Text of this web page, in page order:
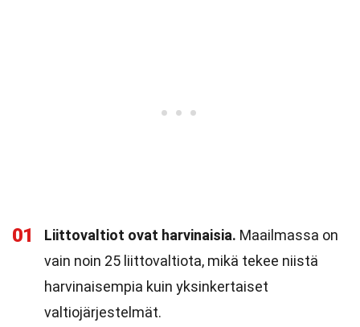
01 Liittovaltiot ovat harvinaisia. Maailmassa on
vain noin 25 liittovaltiota, mikä tekee niistä
harvinaisempia kuin yksinkertaiset
valtiojärjestelmät.